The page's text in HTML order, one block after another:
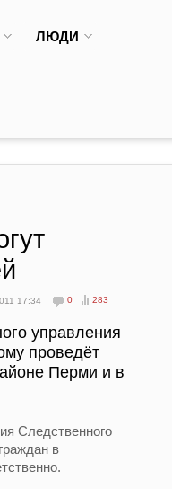
ЛЮДИ
17:34 0 283
управления
проведёт
Перми и в
Следственного
в